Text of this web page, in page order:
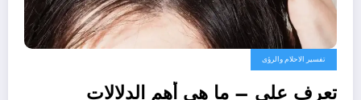
تفسير الاحلام والرؤى
تعرف علي – ما هي أهم الدلالات